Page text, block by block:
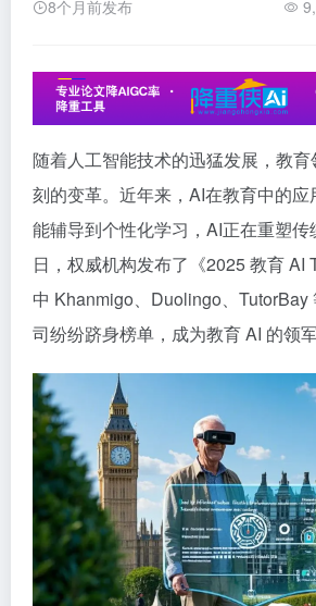
8个月前发布
随着人工智能技术的迅猛发展，教
刻的变革。近年来，AI在教育中的
能辅导到个性化学习，AI正在重塑传
日，权威机构发布了《2025 教育 AI
中 Khanmigo、Duolingo、TutorBay
司纷纷跻身榜单，成为教育 AI 的领军